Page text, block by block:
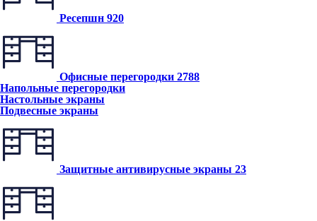
Ресепшн 920
Офисные перегородки 2788
Напольные перегородки
Настольные экраны
Подвесные экраны
Защитные антивирусные экраны 23